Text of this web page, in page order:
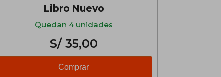
Libro Nuevo
Quedan 4 unidades
S/ 35,00
Comprar